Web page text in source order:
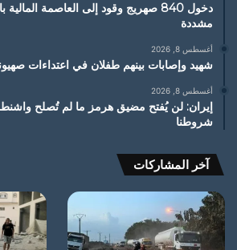
دخول 840 صهريج وقود إلى العاصمة
مشددة
أغسطس 8, 2026
شهيد وإصابات بينهم طفلان في اعتداءات
أغسطس 8, 2026
إيران: لن يُفتح مضيق هرمز ما لم تُصلح
شروطنا
آخر المشاركات